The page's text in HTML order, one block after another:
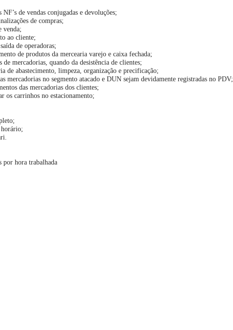
de vendas conjugadas e devoluções;
de compras;
venda;
ao cliente;
de operadoras;
de produtos da mercearia varejo e caixa fechada;
de mercadorias, quando da desistência de clientes;
de abastecimento, limpeza, organização e precificação;
mercadorias no segmento atacado e DUN sejam devidamente registradas no PDV;
das mercadorias dos clientes;
os carrinhos no estacionamento;
por hora trabalhada